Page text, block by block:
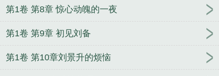
天下鲍三娘攻略 兵临天下TXT
兵临天下最强英雄排
周瑜攻略最新版 海南惠莱网络科技有限公司三国兵
临天下片段 兵临天下app官网
兵临天下什么意思
第1卷 第8章 惊心动魄的一夜
第1卷 第9章 初见刘备
第1卷 第10章刘景升的烦恼